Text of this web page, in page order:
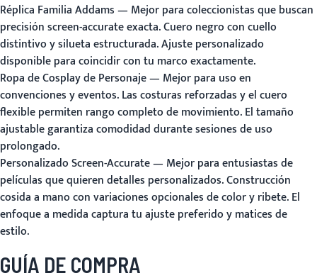
Réplica Familia Addams— Mejor para coleccionistas que buscan
precisión screen-accurate exacta. Cuero negro con cuello
distintivo y silueta estructurada. Ajuste personalizado
disponible para coincidir con tu marco exactamente.
Ropa de Cosplay de Personaje— Mejor para uso en
convenciones y eventos. Las costuras reforzadas y el cuero
flexible permiten rango completo de movimiento. El tamaño
ajustable garantiza comodidad durante sesiones de uso
prolongado.
Personalizado Screen-Accurate— Mejor para entusiastas de
películas que quieren detalles personalizados. Construcción
cosida a mano con variaciones opcionales de color y ribete. El
enfoque a medida captura tu ajuste preferido y matices de
estilo.
GUÍA DE COMPRA